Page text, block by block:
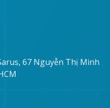
67 Nguyễn Thị Minh